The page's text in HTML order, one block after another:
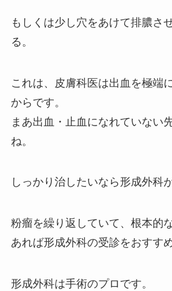
もしくは少し穴をあけて排膿さ
る。
これは、皮膚科医は出血を極端
からです。
まあ出血・止血になれていない
ね。
しっかり治したいなら形成外科
粉瘤を繰り返していて、根本的
あれば形成外科の受診をおすす
形成外科は手術のプロです。